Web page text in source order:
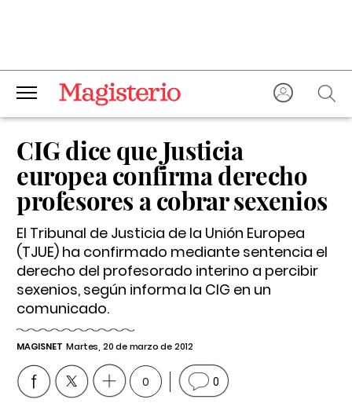
CIG dice que Justicia
europea confirma derecho
profesores a cobrar sexenios
El Tribunal de Justicia de la Unión Europea
(TJUE) ha confirmado mediante sentencia el
derecho del profesorado interino a percibir
sexenios, según informa la CIG en un
comunicado.
MAGISNET Martes, 20 de marzo de 2012
0 0